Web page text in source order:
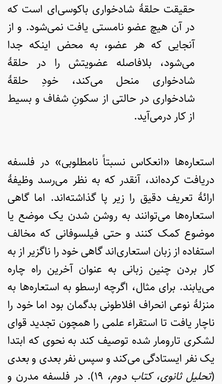
حقیقت حلقۀ شادخواری باکوسی‌ای‌ است که
در آن هیچ عضو نامستی یافت نمی‌شود. و از
آنجایی که هر عضو، به محض اینکه جدا
می‌شود، بلافاصله عضویتش را در حلقۀ
شادخواری منحل می‌کند، خودِ حلقۀ
شادخواری در حالتی از سکونِ شفاف و بسیط
از کار درمی‌آید.
استعاره‌ها «انعکاس نسبتاً نامطلوبی» در فلسفه
دریافت کرده‌اند، آنقدر که به نظر می‌رسد وظیفۀ
ارائۀ تعریف دقیق را زیر پا گذاشته‌اند. اما گاهی
استعاره‌ها می‌توانند به روشن شدن یک موضع یا
موضوع کمک کنند و حتی فیلسوفانی که مخالف
استفاده از زبان استعاری‌اند گاهی خود را ناگزیر از به
کار‌ بردن چنین زبانی به عنوان آخرین راه چاره‌
می‌یابند. برای مثال، اگرچه ارسطو به استعاره‌ها به
منزلۀ نوعی انحراف افلاطونی بدگمان بود اما خود را
ناچار یافت تا استقراء علمی را همچون تجدید قوای
لشکری تار‌و‌‌‌مار شده توصیف کند به نحوی که ابتدا
یک نفر ایستادگی می‌کند و سپس نفر بعدی و بعدی
(تحلیل ثانوی، کتاب دوم،
۱۹). در فلسفه مدرن و